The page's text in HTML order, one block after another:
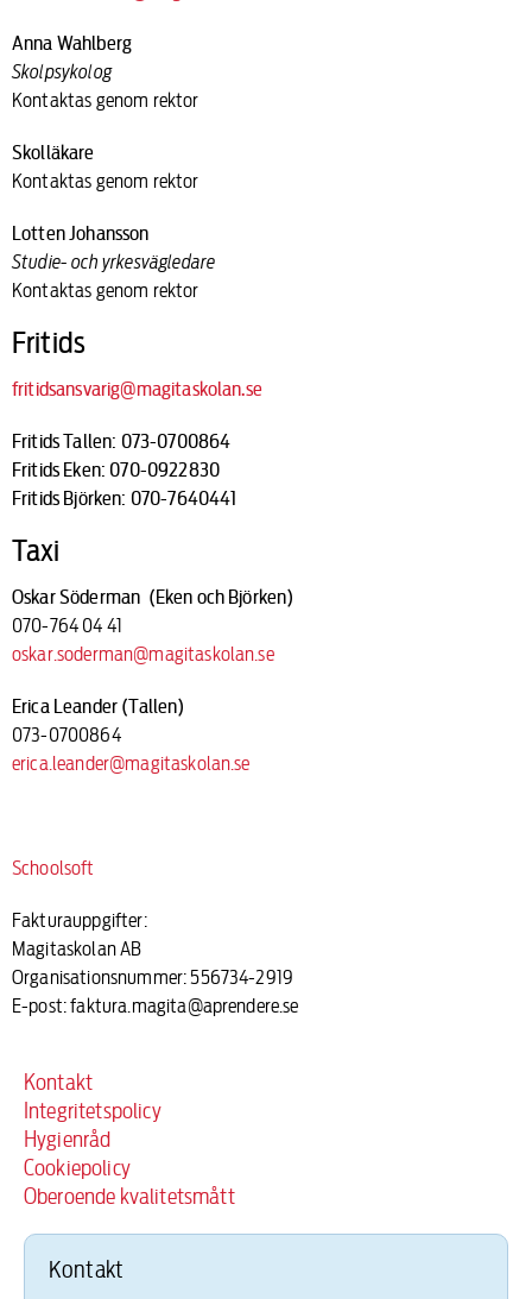
Kontakt
Integritetspolicy
Hygienråd
Cookiepolicy
Oberoende kvalitetsmått
Anna Wahlberg
Skolpsykolog
Kontaktas genom rektor
Skolläkare
Kontaktas genom rektor
Lotten Johansson
Studie- och yrkesvägledare
Kontaktas genom rektor
Fritids
fritidsansvarig@magitaskolan.se
Fritids Tallen: 073-0700864
Fritids Eken: 070-0922830
Fritids Björken: 070-7640441
Taxi
Oskar Söderman (Eken och Björken)
070-764 04 41
oskar.soderman@magitaskolan.se
Erica Leander (Tallen)
073-0700864
erica.leander@magitaskolan.se
Schoolsoft
Fakturauppgifter:
Magitaskolan AB
Organisationsnummer: 556734-2919
E-post: faktura.magita@aprendere.se
Kontakt